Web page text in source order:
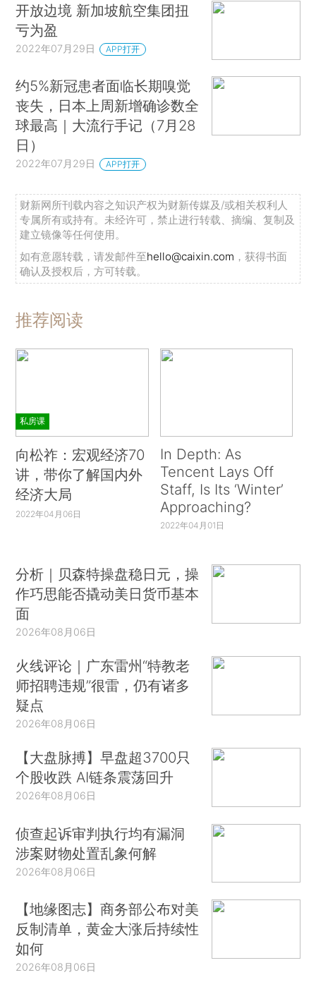
开放边境 新加坡航空集团扭
亏为盈
2022年07月29日 APP打开
约5%新冠患者面临长期嗅觉
丧失，日本上周新增确诊数全
球最高｜大流行手记（7月28
日）
2022年07月29日 APP打开
财新网所刊载内容之知识产权为财新传媒及/或相关权利人
专属所有或持有。未经许可，禁止进行转载、摘编、复制及
建立镜像等任何使用。
如有意愿转载，请发邮件至hello@caixin.com ，获得书面
确认及授权后，方可转载。
推荐阅读
私房课
向松祚：宏观经济70
讲，带你了解国内外
经济大局
2022年04月06日
In Depth: As
Tencent Lays Off
Staff, Is Its ‘Winter’
Approaching?
2022年04月01日
分析｜贝森特操盘稳日元，操
作巧思能否撬动美日货币基本
面
2026年08月06日
火线评论｜广东雷州“特教老
师招聘违规”很雷，仍有诸多
疑点
2026年08月06日
【大盘脉搏】早盘超3700只
个股收跌 AI链条震荡回升
2026年08月06日
侦查起诉审判执行均有漏洞
涉案财物处置乱象何解
2026年08月06日
【地缘图志】商务部公布对美
反制清单，黄金大涨后持续性
如何
2026年08月06日